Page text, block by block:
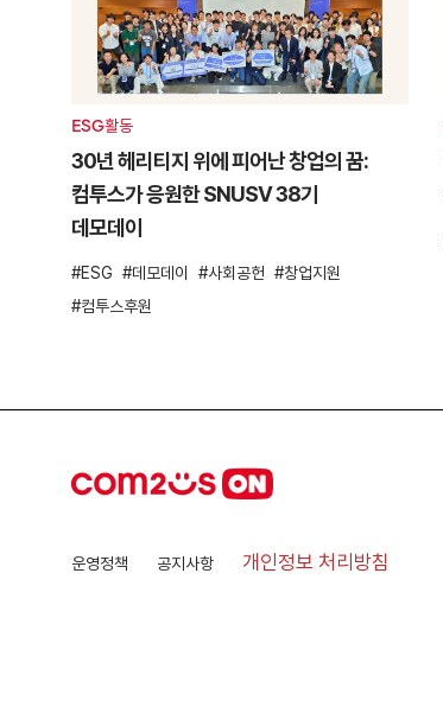
ESG활동
30년 헤리티지 위에 피어난 창업의 꿈:
컴투스가 응원한 SNUSV 38기
데모데이
ESG 데모데이 사회공헌
창업지원
컴투스후원
운영정책 공지사항 개인정보 처리방침